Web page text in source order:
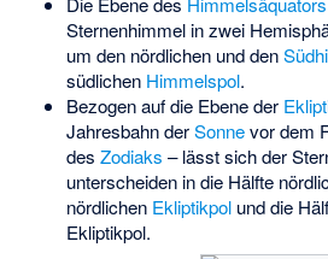
Sternenhimmel in zwei
um den nördlichen und den
südlichen Himmelspol.
Bezogen auf die Ebene der
Jahresbahn derSonnevor dem
des Zodiaks – lässt sich der
unterscheiden in die Hälfte
nördlichen Ekliptikpolund die
Ekliptikpol.